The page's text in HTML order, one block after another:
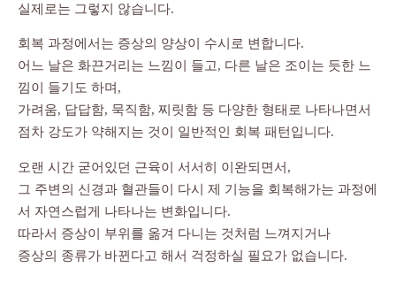
실제로는 그렇지 않습니다.
회복 과정에서는 증상의 양상이 수시로 변합니다.
어느 날은 화끈거리는 느낌이 들고, 다른 날은 조이는 듯한 느
낌이 들기도 하며,
가려움, 답답함, 묵직함, 찌릿함 등 다양한 형태로 나타나면서
점차 강도가 약해지는 것이 일반적인 회복 패턴입니다.
오랜 시간 굳어있던 근육이 서서히 이완되면서,
그 주변의 신경과 혈관들이 다시 제 기능을 회복해가는 과정에
서 자연스럽게 나타나는 변화입니다.
따라서 증상이 부위를 옮겨 다니는 것처럼 느껴지거나
증상의 종류가 바뀐다고 해서 걱정하실 필요가 없습니다.